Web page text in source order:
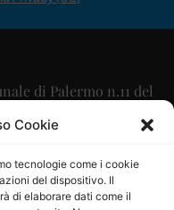
Cookie
tecnologie come i cookie
del dispositivo. Il
di elaborare dati come il
di Palermo n.11 del
Scaglione